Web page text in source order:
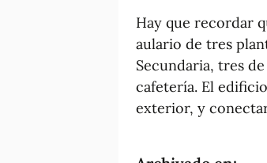
Hay que recordar
aulario de tres
Secundaria, tres
cafetería. El
exterior, y